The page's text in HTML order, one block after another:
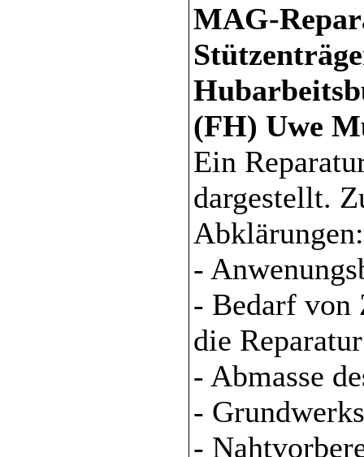
MAG-
(FH) Uwe
Ein
dargestellt.
Abklärungen:
-
- Bedarf von
die Reparatur
- Abmasse
-
-